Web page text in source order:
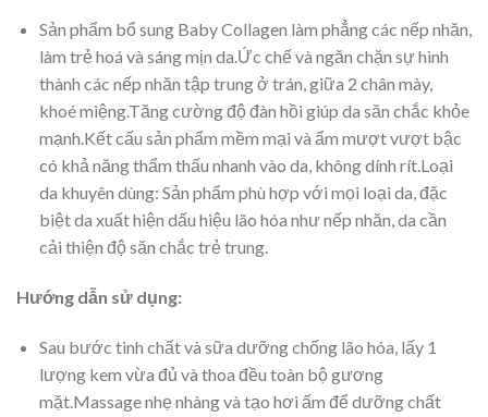
Sản phẩm bổ sung Baby Collagen làm phẳng các nếp nhăn,
làm trẻ hoá và sáng mịn da.Ức chế và ngăn chặn sự hình
thành các nếp nhăn tập trung ở trán, giữa 2 chân mày,
khoé miệng.Tăng cường độ đàn hồi giúp da săn chắc khỏe
mạnh.Kết cấu sản phẩm mềm mại và ẩm mượt vượt bậc
có khả năng thẩm thấu nhanh vào da, không dính rít.Loại
da khuyên dùng: Sản phẩm phù hợp với mọi loại da, đặc
biệt da xuất hiện dấu hiệu lão hóa như nếp nhăn, da cần
cải thiện độ săn chắc trẻ trung.
Hướng dẫn sử dụng:
Sau bước tinh chất và sữa dưỡng chống lão hóa, lấy 1
lượng kem vừa đủ và thoa đều toàn bộ gương
mặt.Massage nhẹ nhàng và tạo hơi ấm để dưỡng chất